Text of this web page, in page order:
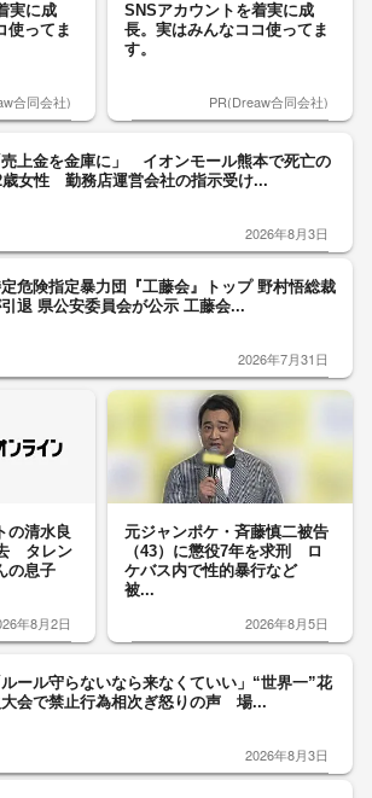
実に成
使ってま
合同会社)
SNSアカウントを着実に成
長。実はみんなココ使ってま
す。
PR(Dreaw合同会社)
売上金を金庫に」 イオンモール熊本で死亡の
歳女性 勤務店運営会社の指示受け...
2026年8月3日
危険指定暴力団『工藤会』トップ 野村悟総裁
退 県公安委員会が公示 工藤会...
2026年7月31日
の清水良
タレン
の息子
年8月2日
元ジャンポケ・斉藤慎二被告
（43）に懲役7年を求刑 ロ
ケバス内で性的暴行など
被...
2026年8月5日
ルール守らないなら来なくていい」“世界一”花
大会で禁止行為相次ぎ怒りの声 場...
2026年8月3日